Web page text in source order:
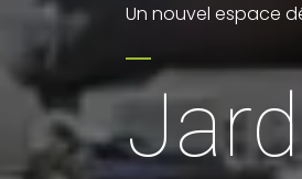
Un nouvel espace